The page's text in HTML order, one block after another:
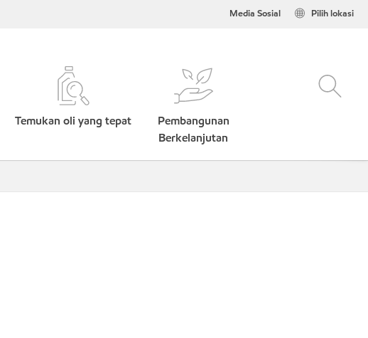
Pilih lokasi
Media Sosial
Temukan oli yang tepat
Pembangunan
Berkelanjutan